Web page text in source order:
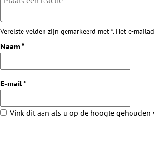
Vereiste velden zijn gemarkeerd met *. Het e-
Naam *
E-mail*
Vink dit aan als u op de hoogte gehouden